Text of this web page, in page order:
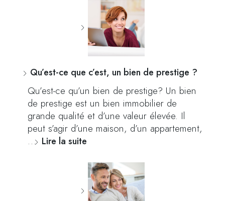
Qu’est-ce que c’est, un bien de prestige ?
Qu’est-ce qu’un bien de prestige? Un bien
de prestige est un bien immobilier de
grande qualité et d’une valeur élevée. Il
peut s’agir d’une maison, d’un appartement,
… Lire la suite